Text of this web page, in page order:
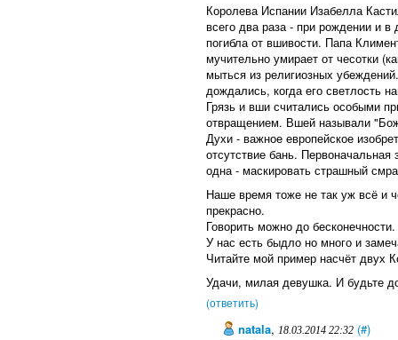
Королева Испании Изабелла
всего два раза - при рождении и
погибла от вшивости. Папа
мучительно умирает от чесотки
мыться из религиозных
дождались, когда его светлость
Грязь и вши считались особыми
отвращением. Вшей называли
Духи - важное европейское
отсутствие бань.
одна - маскировать страшный
Наше время тоже не так уж всё и
прекрасно.
Говорить можно до
У нас есть быдло но много и
Читайте мой пример насчёт двух
Удачи, милая девушка. И будьте
(ответить)
natala,18.03.2014 22:32 (#)